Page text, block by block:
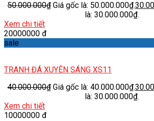
50.000.000₫ Giá gốc là: 50.000.000₫.
là: 30.000.000₫.
Xem chi tiết
20000000 đ
sale
TRANH ĐÁ XUYÊN SÁNG XS11
40.000.000₫ Giá gốc là: 40.000.000₫.
là: 30.000.000₫.
Xem chi tiết
10000000 đ